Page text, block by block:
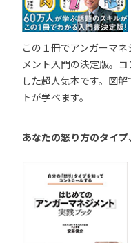
この１冊でアンガーマ
メント入門の決定版。
した超人気本です。図
トが学べます。
あなたの怒り方のタイ